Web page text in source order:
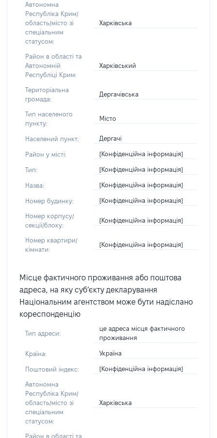
Автономна
Республіка Крим/
область/місто зі
спеціальним
статусом:
Харківська
Район в області та
Автономній
Республіці Крим:
Харківський
Територіальна
громада:
Дергачівська
Тип населеного
пункту:
Місто
Населений пункт: Дергачі
Район у місті: [Конфіденційна інформація]
Тип: [Конфіденційна інформація]
Назва: [Конфіденційна інформація]
Номер будинку: [Конфіденційна інформація]
Номер корпусу/
секції/блоку:
[Конфіденційна інформація]
Номер квартири/
кімнати:
[Конфіденційна інформація]
Місце фактичного проживання або поштова
адреса, на яку суб’єкту декларування
Національним агентством може бути надіслано
кореспонденцію
Тип адреси:
це адреса місця фактичного
проживання
Країна: Україна
Поштовий індекс: [Конфіденційна інформація]
Автономна
Республіка Крим/
область/місто зі
спеціальним
статусом:
Харківська
Район в області та